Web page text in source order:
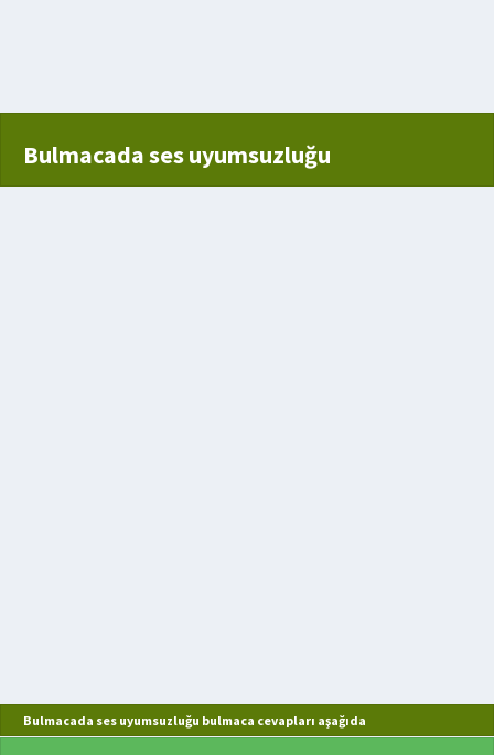
Bulmacada ses uyumsuzluğu
Bulmacada ses uyumsuzluğu bulmaca cevapları aşağıda